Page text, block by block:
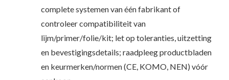
complete systemen van één fabrikant of
controleer compatibiliteit van
lijm/primer/folie/kit; let op toleranties, uitzetting
en bevestigingsdetails; raadpleeg productbladen
en keurmerken/normen (CE, KOMO, NEN) vóór